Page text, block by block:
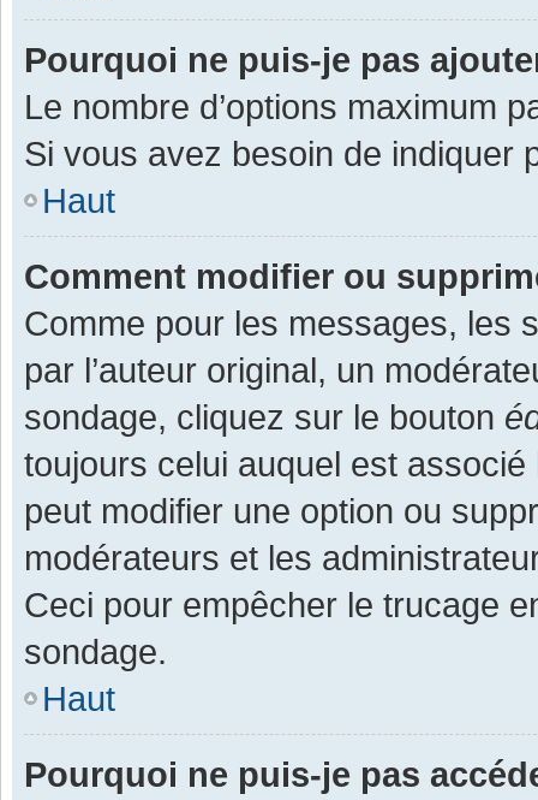
Pourquoi ne puis-je pas
Le nombre d’options maximum
Si vous avez besoin de indiquer
Haut
Comment modifier ou
Comme pour les messages, les
par l’auteur original, un
sondage, cliquez sur le bouton
toujours celui auquel est associé
peut modifier une option ou
modérateurs et les
Ceci pour empêcher le trucage
sondage.
Haut
Pourquoi ne puis-je pas